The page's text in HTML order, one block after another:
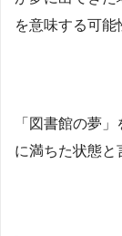
を意味する可能
「図書館の夢
に満ちた状態と